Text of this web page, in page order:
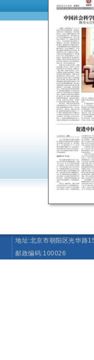
地址:北京市朝阳区光华路
邮政编码:100026